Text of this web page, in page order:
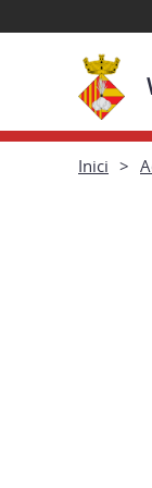
Inici